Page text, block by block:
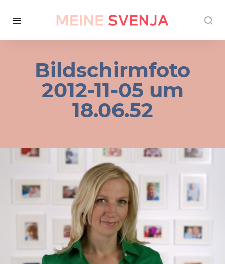
Bildschirmfoto
2012-11-05 um
18.06.52